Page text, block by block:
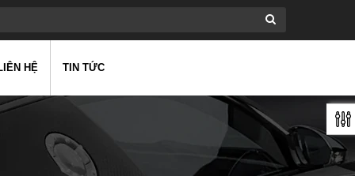
HỆ TIN TỨC